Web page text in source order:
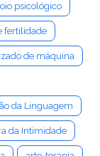
psicológico
fertilidade
de máquina
da Linguagem
da Intimidade